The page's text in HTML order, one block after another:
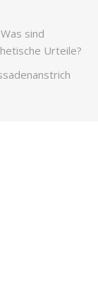
Was sind
Urteile?